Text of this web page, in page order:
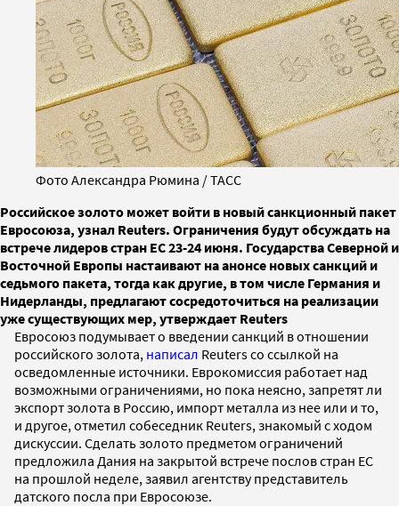
Фото Александра Рюмина / ТАСС
Российское золото может войти в новый санкционный пакет
Евросоюза, узнал Reuters. Ограничения будут обсуждать на
встрече лидеров стран ЕС 23-24 июня. Государства Северной и
Восточной Европы настаивают на анонсе новых санкций и
седьмого пакета, тогда как другие, в том числе Германия и
Нидерланды, предлагают сосредоточиться на реализации
уже существующих мер, утверждает Reuters
Евросоюз подумывает о введении санкций в отношении
российского золота, написал Reuters со ссылкой на
осведомленные источники. Еврокомиссия работает над
возможными ограничениями, но пока неясно, запретят ли
экспорт золота в Россию, импорт металла из нее или и то,
и другое, отметил собеседник Reuters, знакомый с ходом
дискуссии. Сделать золото предметом ограничений
предложила Дания на закрытой встрече послов стран ЕС
на прошлой неделе, заявил агентству представитель
датского посла при Евросоюзе.